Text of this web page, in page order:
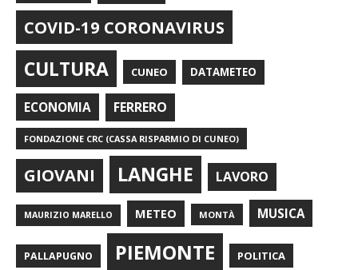
COVID-19 CORONAVIRUS
CULTURA CUNEO DATAMETEO
ECONOMIA FERRERO
FONDAZIONE CRC (CASSA RISPARMIO DI CUNEO)
GIOVANI LANGHE LAVORO
MAURIZIO MARELLO METEO MONTÀ MUSICA
PALLAPUGNO PIEMONTE POLITICA